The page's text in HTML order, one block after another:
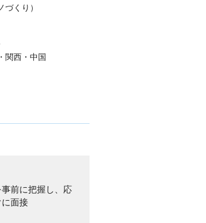
くり）
関西・中国
前に把握し、応
面接